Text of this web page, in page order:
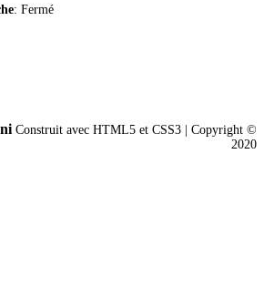
: Fermé
Construit avec HTML5 et CSS3 | Copyright ©
2020